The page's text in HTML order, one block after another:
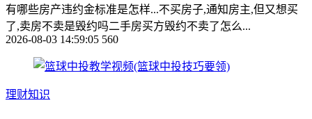
有哪些房产违约金标准是怎样...不买房子,通知房主,但又想买
了,卖房不卖是毁约吗二手房买方毁约不卖了怎么...
2026-08-03 14:59:05 560
理财知识